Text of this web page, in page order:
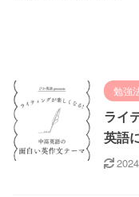
勉強
ライ
英語